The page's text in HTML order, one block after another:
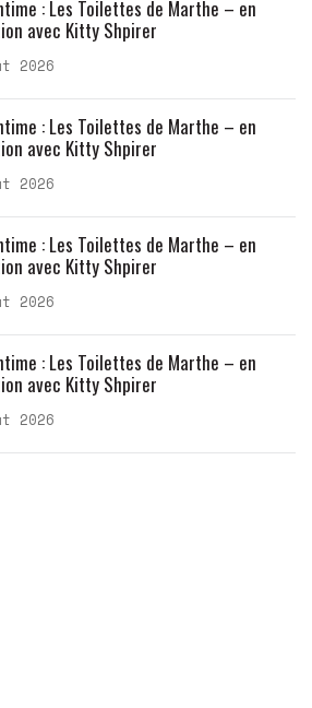
2026
: Les Toilettes de Marthe – en
avec Kitty Shpirer
2026
: Les Toilettes de Marthe – en
avec Kitty Shpirer
2026
: Les Toilettes de Marthe – en
avec Kitty Shpirer
2026
: Les Toilettes de Marthe – en
avec Kitty Shpirer